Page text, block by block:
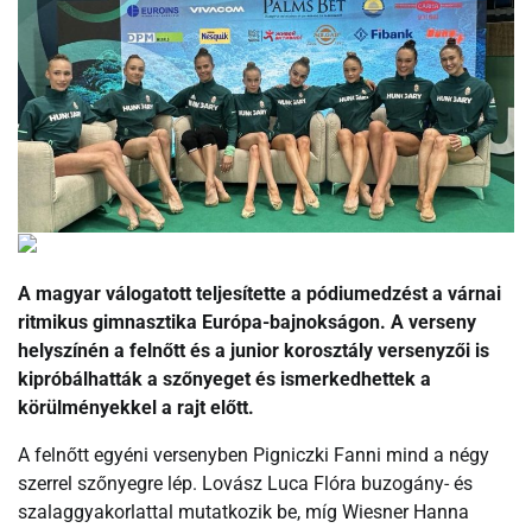
A magyar válogatott teljesítette a pódiumedzést a várnai
ritmikus gimnasztika Európa-bajnokságon. A verseny
helyszínén a felnőtt és a junior korosztály versenyzői is
kipróbálhatták a szőnyeget és ismerkedhettek a
körülményekkel a rajt előtt.
A felnőtt egyéni versenyben Pigniczki Fanni mind a négy
szerrel szőnyegre lép. Lovász Luca Flóra buzogány- és
szalaggyakorlattal mutatkozik be, míg Wiesner Hanna